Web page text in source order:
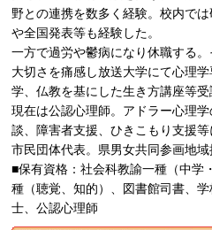
野との連携を数多く経験。校内で
や全国発表等も経験した。
一方で過労や鬱病になり休職する
大切さを痛感し放送大学にて心理
学、仏教を基にした生き方講座等受
現在は公認心理師。アドラー心理
談、障害者支援、ひきこもり支援
市民団体代表。県男女共同参画地域
■保有資格：社会科教諭一種（中学
種（聴覚、知的）、図書館司書、
士、公認心理師